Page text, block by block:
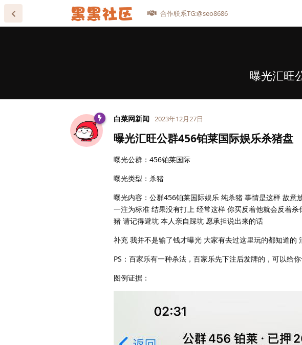
合作联系TG:@seo8686
曝光汇旺
白菜网新闻 2023年12月27日
曝光汇旺公群456铂莱国际娱乐杀猪盘
曝光公群：456铂莱国际
曝光类型：杀猪
曝光内容：公群456铂莱国际娱乐 纯杀猪 事情是这样 故
一注为标准 结果没有打上 经常这样 你买反着他就会反着
猪 请记得避坑 本人亲自踩坑 愿承担说出来的话
补充 我并不是输了钱才曝光 大家有去过这里玩的都知道的
PS：百家乐有一种杀法，百家乐先下注后发牌的，可以给
图例证据：